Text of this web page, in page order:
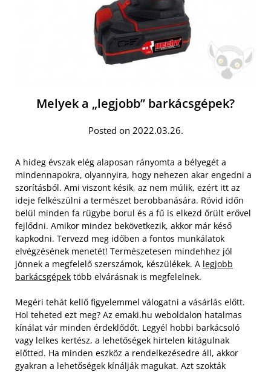
Melyek a „legjobb” barkácsgépek?
Posted on 2022.03.26.
A hideg évszak elég alaposan rányomta a bélyegét a
mindennapokra, olyannyira, hogy nehezen akar engedni a
szorításból. Ami viszont késik, az nem múlik, ezért itt az
ideje felkészülni a természet berobbanására. Rövid időn
belül minden fa rügybe borul és a fű is elkezd őrült erővel
fejlődni. Amikor mindez bekövetkezik, akkor már késő
kapkodni. Tervezd meg időben a fontos munkálatok
elvégzésének menetét! Természetesen mindehhez jól
jönnek a megfelelő szerszámok, készülékek. A legjobb
barkácsgépek több elvárásnak is megfelelnek.
Megéri tehát kellő figyelemmel válogatni a vásárlás előtt.
Hol teheted ezt meg? Az emaki.hu weboldalon hatalmas
kínálat vár minden érdeklődőt. Legyél hobbi barkácsoló
vagy lelkes kertész, a lehetőségek hirtelen kitágulnak
előtted. Ha minden eszköz a rendelkezésedre áll, akkor
gyakran a lehetőségek kínálják magukat. Azt szokták